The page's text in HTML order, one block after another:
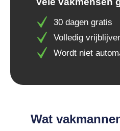
30 dagen gratis
Volledig
Wordt niet
Wat